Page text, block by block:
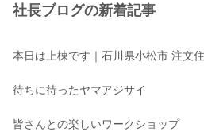
社長ブログの新着記事
本日は上棟です｜石川県小松市 注文
待ちに待ったヤマアジサイ
皆さんとの楽しいワークショップ